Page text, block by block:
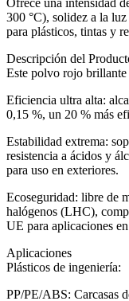
Ofrece una intensidad
300 °C), solidez a la
para plásticos, tintas y
Descripción del
Este polvo rojo
Eficiencia ultra alta:
0,15 %, un 20 % más
Estabilidad extrema:
resistencia a ácidos y
para uso en exteriores.
Ecoseguridad: libre de
halógenos (LHC),
UE para aplicaciones
Aplicaciones
Plásticos de ingeniería:
PP/PE/ABS: Carcasas